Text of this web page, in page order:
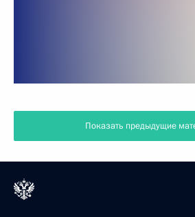
Показать предыдущие